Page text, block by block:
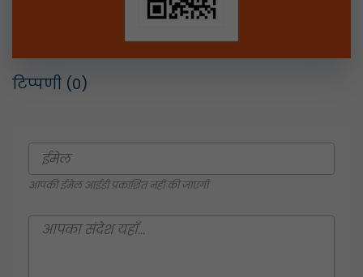
टिप्पणी (0)
आपकी ईमेल आईडी प्रकाशित नहीं की जाएगी